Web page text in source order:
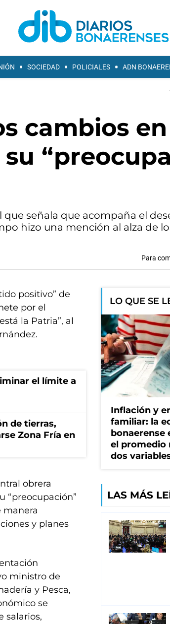
SOCIEDAD POLICIALES ADN
cambios
señala que acompaña el
hizo una mención al alza de
Para
positivo” de
por el
la Patria”, al
el límite a
de tierras,
Zona Fría en
obrera
“preocupación”
manera
y planes
ministro de
y Pesca,
se
salarios,
LO QUE SE
Inflación y
familiar: la
bonaerense
el promedio
dos
LAS MÁS